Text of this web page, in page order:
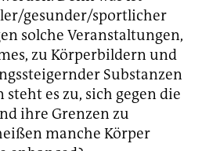
gesunder/sportlicher
solche Veranstaltungen,
zu Körperbildern und
Substanzen
es zu, sich gegen die
ihre Grenzen zu
manche Körper